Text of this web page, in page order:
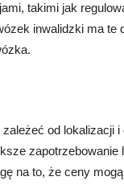
takimi jak
inwalidzki ma te
od lokalizacji
zapotrzebowanie
na to, że ceny